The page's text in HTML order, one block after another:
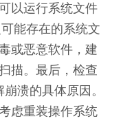
以运行系统文件
能存在的系统文
或恶意软件，建
描。最后，检查
溃的具体原因。
虑重装操作系统